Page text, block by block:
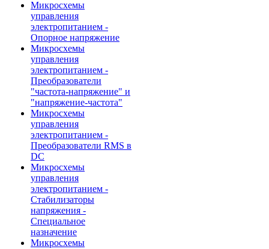
Микросхемы
управления
электропитанием -
Опорное напряжение
Микросхемы
управления
электропитанием -
Преобразователи
"частота-напряжение" и
"напряжение-частота"
Микросхемы
управления
электропитанием -
Преобразователи RMS в
DC
Микросхемы
управления
электропитанием -
Стабилизаторы
напряжения -
Специальное
назначение
Микросхемы